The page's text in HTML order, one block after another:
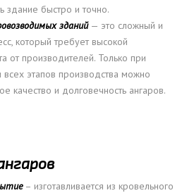
здание быстро и точно.
зданий— это сложный и
который требует высокой
от производителей. Только при
этапов производства можно
качество и долговечность ангаров.
– изготавливается из кровельного